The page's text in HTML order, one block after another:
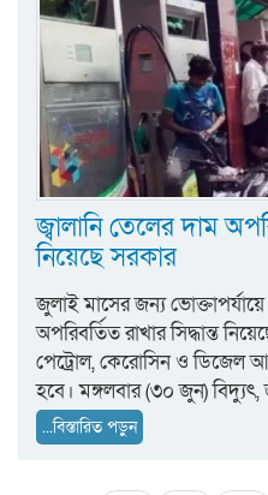
জ্বালানি তেলের দাম
নিয়েছে সরকার
জুলাই মাসের জন্য ভোক্তাপর্যায়ে
অপরিবর্তিত রাখার সিদ্ধান্ত
পেট্রোল, কেরোসিন ও ডিজেল
হবে। মঙ্গলবার (৩০ জুন)
...বিস্তারিত পড়ুন